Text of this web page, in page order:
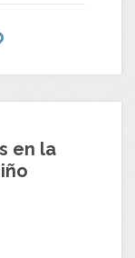
en la